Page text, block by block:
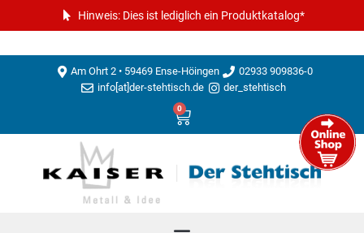
Hinweis: Dies ist lediglich ein Produktkatalog*
Am Ohrt 2 • 59469 Ense-Höingen
02933 909836-0
info[at]der-stehtisch.de
der_stehtisch
0